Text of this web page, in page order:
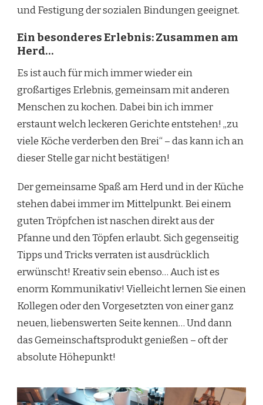
und Festigung der sozialen Bindungen geeignet.
Ein besonderes Erlebnis: Zusammen am
Herd…
Es ist auch für mich immer wieder ein
großartiges Erlebnis, gemeinsam mit anderen
Menschen zu kochen. Dabei bin ich immer
erstaunt welch leckeren Gerichte entstehen! „zu
viele Köche verderben den Brei“ – das kann ich an
dieser Stelle gar nicht bestätigen!
Der gemeinsame Spaß am Herd und in der Küche
stehen dabei immer im Mittelpunkt. Bei einem
guten Tröpfchen ist naschen direkt aus der
Pfanne und den Töpfen erlaubt. Sich gegenseitig
Tipps und Tricks verraten ist ausdrücklich
erwünscht! Kreativ sein ebenso… Auch ist es
enorm Kommunikativ! Vielleicht lernen Sie einen
Kollegen oder den Vorgesetzten von einer ganz
neuen, liebenswerten Seite kennen… Und dann
das Gemeinschaftsprodukt genießen – oft der
absolute Höhepunkt!